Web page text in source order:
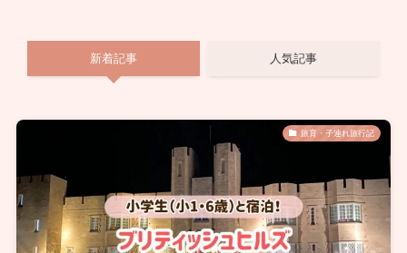
新着記事 人気記事
旅育・子連れ旅行記